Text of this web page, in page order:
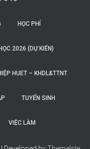
HỌC PHÍ
2026 (DỰ KIẾN)
HUET – KHDL&TTNT
TUYỂN SINH
VIỆC LÀM